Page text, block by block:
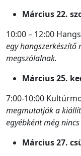
Március 22.
10:00 – 12:00
egy hangszerkészítő
megszólalnak.
Március 25.
7:00-10:00
megmutatják a
egyébként még
Március 27.